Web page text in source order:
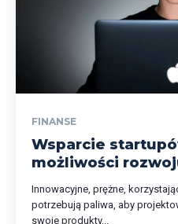
FINANSE
Wsparcie
możliwości
Innowacyjne, prężne,
potrzebują paliwa, aby
swoje produkty...